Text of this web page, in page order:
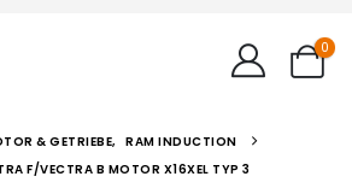
0
& GETRIEBE, RAM INDUCTION
F/VECTRA B MOTOR X16XEL TYP 3